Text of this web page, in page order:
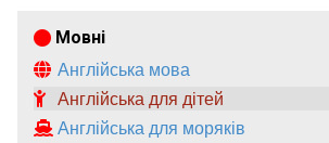
Мовні
Англійська мова
Англійська для дітей
Англійська для моряків